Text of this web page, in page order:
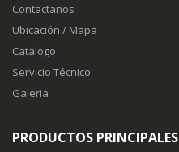
Contactanos
Ubicación / Mapa
Catalogo
Servicio Técnico
Galeria
PRODUCTOS PRINCIPALES